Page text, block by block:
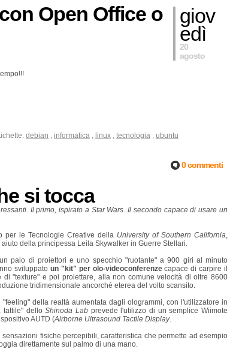
Open Office o
giov
edì
20
agosto
debian , informatica , linux , tecnologia , ubuntu
0 commenti
si tocca
Il primo, ispirato a Star Wars. Il secondo capace di usare un
per le Tecnologie Creative della University of Southern California,
della principessa Leila Skywalker in Guerre Stellari.
paio di proiettori e uno specchio "ruotante" a 900 giri al minuto
sviluppato un "kit" per olo-videoconferenzecapace di carpire il
"texture" e poi proiettare, alla non comune velocità di oltre 8600
tridimensionale ancorché eterea del volto scansito.
"feeling" della realtà aumentata dagli ologrammi, con l'utilizzatore in
tattile" delloShinoda Lab prevede l'utilizzo di un semplice Wiimote
AUTD (Airborne Ultrasound Tactile Display.
fisiche percepibili, caratteristica che permette ad esempio
direttamente sul palmo di una mano.